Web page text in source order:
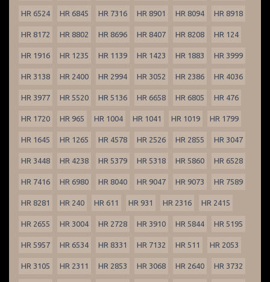
HR 6524 HR 6845 HR 7316 HR 8901 HR 8094 HR 8918
HR 8172 HR 8802 HR 8696 HR 8407 HR 8208 HR 124
HR 1916 HR 1235 HR 1139 HR 1423 HR 1883 HR 3999
HR 3138 HR 2400 HR 2994 HR 3052 HR 2386 HR 4036
HR 3977 HR 5520 HR 5136 HR 6658 HR 6805 HR 476
HR 1720 HR 965 HR 1004 HR 1041 HR 1019 HR 1799
HR 1645 HR 1265 HR 4578 HR 2526 HR 2855 HR 3047
HR 3448 HR 4238 HR 5379 HR 5318 HR 5860 HR 6528
HR 7416 HR 6980 HR 8040 HR 9047 HR 9073 HR 7589
HR 8281 HR 240 HR 611 HR 931 HR 2316 HR 2415
HR 2655 HR 3004 HR 2728 HR 3910 HR 5844 HR 5195
HR 5957 HR 6534 HR 8331 HR 7132 HR 511 HR 2053
HR 3105 HR 2311 HR 2853 HR 3068 HR 2640 HR 3732